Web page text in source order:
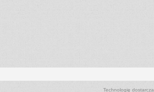
Technologię dostarcza